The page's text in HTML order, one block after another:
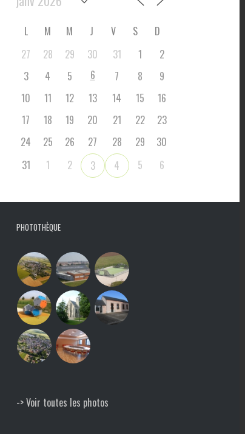
L M M J V S
D
27
28 29 30 31 1
2
3
4 5 6 7 8
9
10
11 12 13 14 15
16
17
18 19 20 21 22
23
24
25 26 27 28 29
30
31
1 2 3 4 5 6
PHOTOTHÈQUE
-> Voir toutes les photos